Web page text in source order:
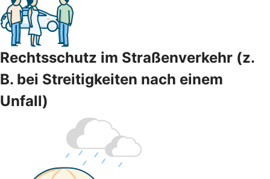
Rechtsschutz im Straßenverkehr (z.
B. bei Streitigkeiten nach einem
Unfall)